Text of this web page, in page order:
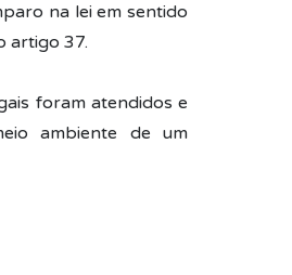
na lei em sentido
artigo 37.
foram atendidos e
ambiente de um